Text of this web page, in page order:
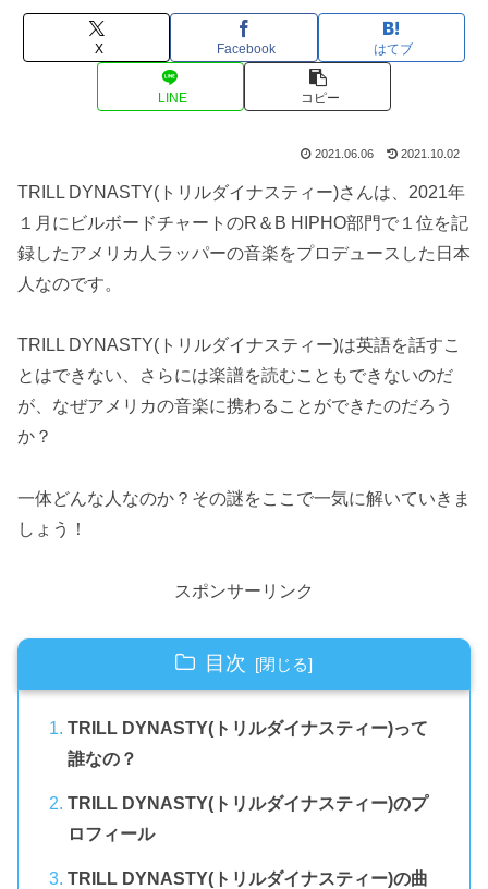
X Facebook はてブ
LINE コピー
2021.06.06 2021.10.02
TRILL DYNASTY(トリルダイナスティー)さんは、2021年
１月にビルボードチャートのR＆B HIPHO部門で１位を記
録したアメリカ人ラッパーの音楽をプロデュースした日本
人なのです。
TRILL DYNASTY(トリルダイナスティー)は英語を話すこ
とはできない、さらには楽譜を読むこともできないのだ
が、なぜアメリカの音楽に携わることができたのだろう
か？
一体どんな人なのか？その謎をここで一気に解いていきま
しょう！
スポンサーリンク
目次
TRILL DYNASTY(トリルダイナスティー)って
誰なの？
TRILL DYNASTY(トリルダイナスティー)のプ
ロフィール
TRILL DYNASTY(トリルダイナスティー)の曲